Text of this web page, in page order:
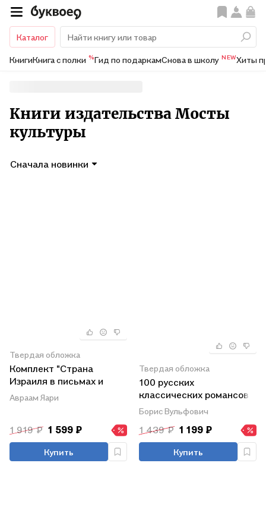
Каталог
КнигиКнига с полки %Гид по подаркамСнова в школу NEWХиты
Книги издательства Мосты
культуры
Сначала новинки
Твердая обложка
Комплект "Страна
Израиля в письмах и
воспоминаниях 17-20
веков. В 2-х томах"
Авраам Яари
1 919 ₽ 1 599 ₽
Купить
Твердая обложка
100 русских
классических романсов,
песен ВОВ, избранной
лирики и романсов
юности на английском в
переводе Бориса
Вульфовича
Борис Вульфович
1 439 ₽ 1 199 ₽
Купить